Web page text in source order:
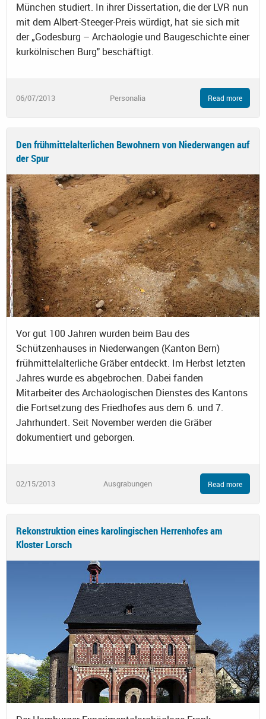
München studiert. In ihrer Dissertation, die der LVR nun
mit dem Albert-Steeger-Preis würdigt, hat sie sich mit
der „Godesburg – Archäologie und Baugeschichte einer
kurkölnischen Burg" beschäftigt.
06/07/2013 Personalia Read more
Den frühmittelalterlichen Bewohnern von Niederwangen auf
der Spur
Vor gut 100 Jahren wurden beim Bau des
Schützenhauses in Niederwangen (Kanton Bern)
frühmittelalterliche Gräber entdeckt. Im Herbst letzten
Jahres wurde es abgebrochen. Dabei fanden
Mitarbeiter des Archäologischen Dienstes des Kantons
die Fortsetzung des Friedhofes aus dem 6. und 7.
Jahrhundert. Seit November werden die Gräber
dokumentiert und geborgen.
02/15/2013 Ausgrabungen Read more
Rekonstruktion eines karolingischen Herrenhofes am
Kloster Lorsch